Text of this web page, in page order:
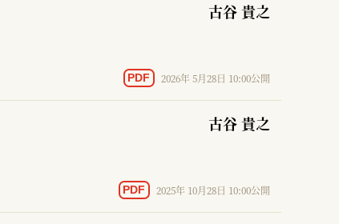
古谷 貴之
PDF 2026年 5月28日 10:00公開
古谷 貴之
PDF 2025年 10月28日 10:00公開